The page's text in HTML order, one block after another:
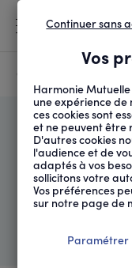
FIL
La
Harmonie
Vos
Harmonie
une expérience
ces cookies sont
et ne peuvent être
D'autres cookies
l'audience et de
adaptés à vos
sollicitons votre
Vos préférences
sur notre page de
Continuer sans
Paramétrer